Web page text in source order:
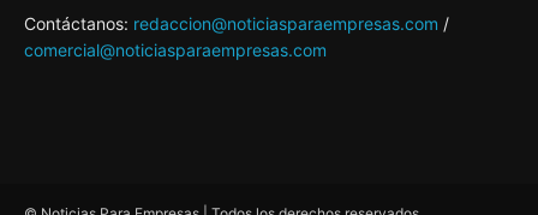
Contáctanos: redaccion@noticiasparaempresas.com /
comercial@noticiasparaempresas.com